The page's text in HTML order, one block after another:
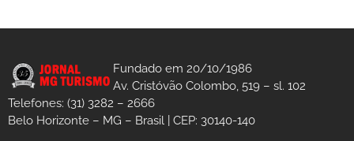
Fundado em 20/10/1986
Av. Cristóvão Colombo, 519 – sl. 102
Telefones: (31) 3282 – 2666
Belo Horizonte – MG – Brasil | CEP: 30140-140